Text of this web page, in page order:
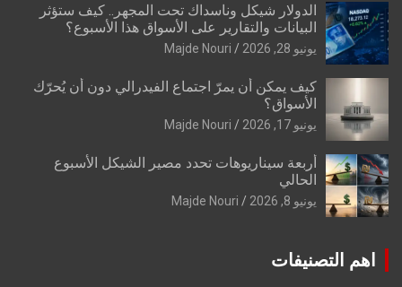
الدولار شيكل وناسداك تحت المجهر.. كيف ستؤثر
البيانات والتقارير على الأسواق هذا الأسبوع؟
يونيو 28, 2026 Majde Nouri
كيف يمكن أن يمرّ اجتماع الفيدرالي دون أن يُحرّك
الأسواق؟
يونيو 17, 2026 Majde Nouri
أربعة سيناريوهات تحدد مصير الشيكل الأسبوع
الحالي
يونيو 8, 2026 Majde Nouri
اهم التصنيفات